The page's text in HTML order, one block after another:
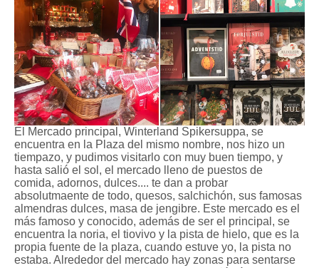
El Mercado principal, Winterland Spikersuppa, se
encuentra en la Plaza del mismo nombre, nos hizo un
tiempazo, y pudimos visitarlo con muy buen tiempo, y
hasta salió el sol, el mercado lleno de puestos de
comida, adornos, dulces.... te dan a probar
absolutmaente de todo, quesos, salchichón, sus famosas
almendras dulces, masa de jengibre. Este mercado es el
más famoso y conocido, además de ser el principal, se
encuentra la noria, el tiovivo y la pista de hielo, que es la
propia fuente de la plaza, cuando estuve yo, la pista no
estaba. Alrededor del mercado hay zonas para sentarse